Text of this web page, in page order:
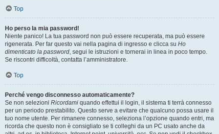
Top
Ho perso la mia password!
Niente panico! La tua password non può essere recuperata, ma può essere
rigenerata. Per far questo vai nella pagina di ingresso e clicca su Ho
dimenticato la password, segui le istruzioni e tornerai in linea in poco tempo.
Se riscontri difficoltà, contatta l’amministratore.
Top
Perché vengo disconnesso automaticamente?
Se non selezioni Ricordami quando effettui il login, il sistema ti terrà connesso
per un periodo prestabilito. Questo serve a evitare che qualcuno possa usare il
tuo nome utente. Per rimanere connesso, seleziona l’opzione quando entri, ma
ricorda che questo non è consigliato se ti colleghi da un PC usato anche da